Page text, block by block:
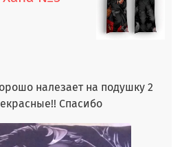
налезает на подушку 2
Спасибо